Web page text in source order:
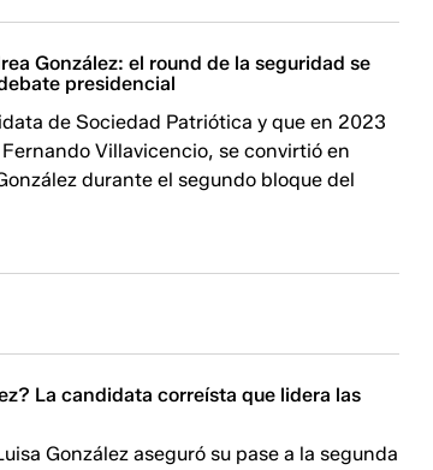
González: el round de la seguridad se
presidencial
de Sociedad Patriótica y que en 2023
Villavicencio, se convirtió en
durante el segundo bloque del
La candidata correísta que lidera las
González aseguró su pase a la segunda